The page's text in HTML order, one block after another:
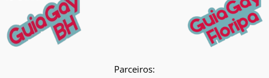
Parceiros: